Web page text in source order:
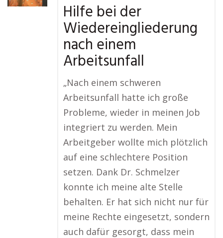
Hilfe bei der
Wiedereingliederung
nach einem
Arbeitsunfall
„Nach einem schweren
Arbeitsunfall hatte ich große
Probleme, wieder in meinen Job
integriert zu werden. Mein
Arbeitgeber wollte mich plötzlich
auf eine schlechtere Position
setzen. Dank Dr. Schmelzer
konnte ich meine alte Stelle
behalten. Er hat sich nicht nur für
meine Rechte eingesetzt, sondern
auch dafür gesorgt, dass mein